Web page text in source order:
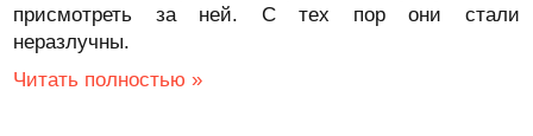
присмотреть за ней. С тех пор они стали
неразлучны.
Читать полностью »